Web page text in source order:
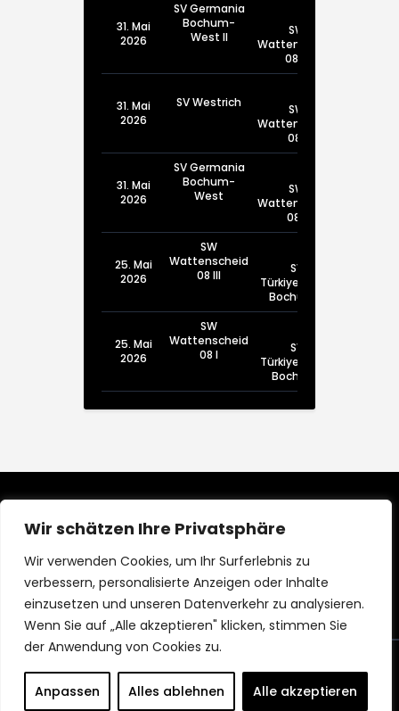
Wir schätzen Ihre Privatsphäre
Wir verwenden Cookies, um Ihr Surferlebnis zu
verbessern, personalisierte Anzeigen oder Inhalte
einzusetzen und unseren Datenverkehr zu analysieren.
Wenn Sie auf „Alle akzeptieren" klicken, stimmen Sie
der Anwendung von Cookies zu.
Anpassen Alles ablehnen Alle akzeptieren
31. Mai
2026
SV Germania
Bochum-
West II
SW
Wattenscheid
08 III
31. Mai
2026
SV Westrich
SW
Wattenscheid
08 I
31. Mai
2026
SV Germania
Bochum-
West
SW
Wattenscheid
08 II
25. Mai
2026
SW
Wattenscheid
08 III
SV
Türkiyemspor
Bochum III
25. Mai
2026
SW
Wattenscheid
08 I
SV
Türkiyemspor
Bochum I
Copyright © SW Wattenscheid 08 e.V. |
Impressum|Datenschutz